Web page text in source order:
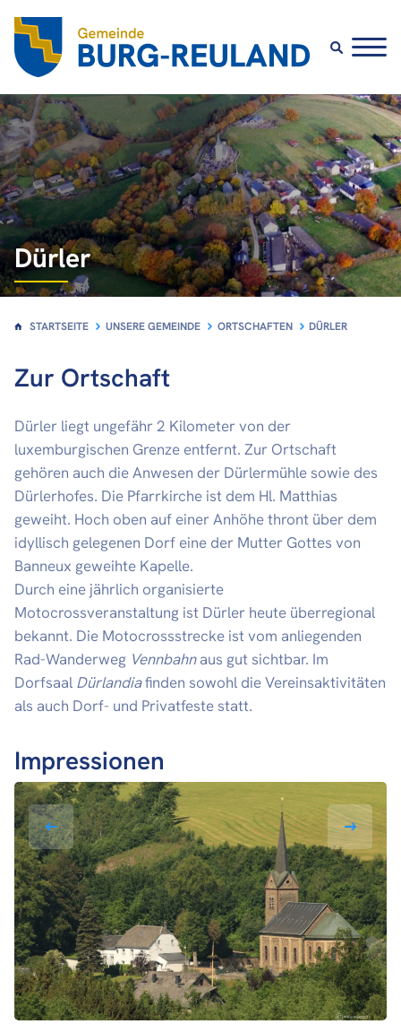
Dürler
STARTSEITE UNSERE GEMEINDE ORTSCHAFTEN DÜRLER
Zur Ortschaft
Dürler liegt ungefähr 2 Kilometer von der
luxemburgischen Grenze entfernt. Zur Ortschaft
gehören auch die Anwesen der Dürlermühle sowie des
Dürlerhofes. Die Pfarrkirche ist dem Hl. Matthias
geweiht. Hoch oben auf einer Anhöhe thront über dem
idyllisch gelegenen Dorf eine der Mutter Gottes von
Banneux geweihte Kapelle.
Durch eine jährlich organisierte
Motocrossveranstaltung ist Dürler heute überregional
bekannt. Die Motocrossstrecke ist vom anliegenden
Rad-Wanderweg Vennbahnaus gut sichtbar. Im
Dorfsaal Dürlandiafinden sowohl die Vereinsaktivitäten
als auch Dorf- und Privatfeste statt.
Impressionen
Unsere Gemeinde
Über Burg-Reuland
Politik
Ortschaften
Bauland